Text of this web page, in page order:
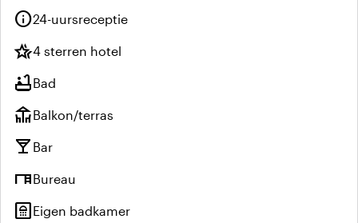
info24-uursreceptie
hotel_class4 sterren hotel
bathtubBad
deckBalkon/terras
local_bar Bar
deskBureau
bathroomEigen badkamer